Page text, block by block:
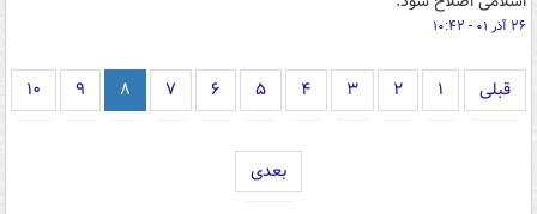
۲۶ آذر ۰۱ - ۱۰:۴۲
قبلی ۱ ۲ ۳ ۴ ۵ ۶ ۷ ۸ ۹ ۱۰
بعدی